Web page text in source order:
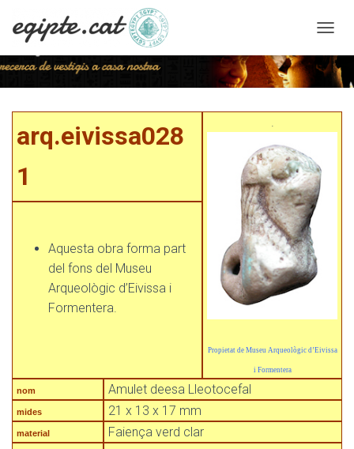
A
N
A
L
arq.eivissa0281
arq.eivissa028
1
.
Propietat de Museu Arqueològic d’Eivissa
i Formentera
Aquesta obra forma part
del fons del Museu
Arqueològic d’Eivissa i
Formentera.
nom Amulet deesa Lleotocefal
mides 21 x 13 x 17 mm
material Faiença verd clar